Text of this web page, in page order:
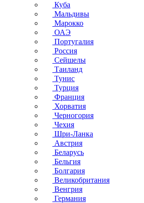
Куба
Мальдивы
Марокко
ОАЭ
Португалия
Россия
Сейшелы
Таиланд
Тунис
Турция
Франция
Хорватия
Черногория
Чехия
Шри-Ланка
Австрия
Беларусь
Бельгия
Болгария
Великобритания
Венгрия
Германия